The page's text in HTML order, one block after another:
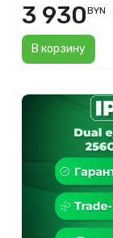
В корзину
3 930BYN